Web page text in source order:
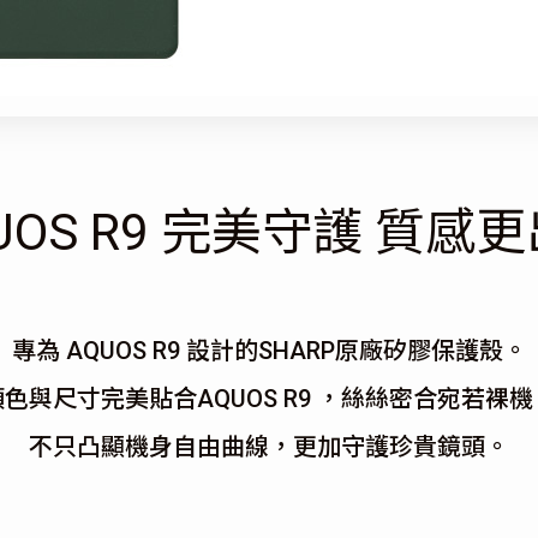
R9 完美守護 質感
專為 AQUOS R9 設計的SHARP原廠矽膠保護殼。
與尺寸完美貼合AQUOS R9 ，絲絲密合宛若裸
不只凸顯機身自由曲線，更加守護珍貴鏡頭。